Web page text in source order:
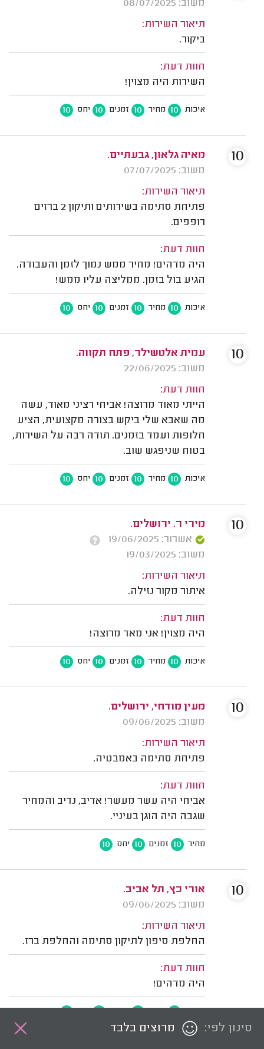
משוב: 08/07/2025
תיאור השירות:
ביקור.
חוות דעת:
השירות היה מצוין!
איכות 10 מחיר 10 זמנים 10 יחס 10
מאיה גלאון, גבעתיים.
משוב: 07/07/2025
תיאור השירות:
פתיחת סתימה בשירותים ותיקון 2 ברזים
רופפים.
חוות דעת:
היה מדהים! מחיר ממש נמוך לזמן והעבודה.
הגיע בול בזמן. ממליצה עליו ממש!
איכות 10 מחיר 10 זמנים 10 יחס 10
10
עמית אלטשילר, פתח תקווה.
משוב: 22/06/2025
חוות דעת:
הייתי מאוד מרוצה! אביחי רציני מאוד, עשה
מה שאבא שלי ביקש בצורה מקצועית, הציע
חלופות ועמד בזמנים. תודה רבה על השירות,
בטוח שניפגש שוב.
איכות 10 מחיר 10 זמנים 10 יחס 10
10
מירי ר. ירושלים.
אשרור: 19/06/2025
משוב: 19/03/2025
תיאור השירות:
איתור מקור נזילה.
חוות דעת:
היה מצוין! אני מאד מרוצה!
איכות 10 מחיר 10 זמנים 10 יחס 10
10
מעין מודחי, ירושלים.
משוב: 09/06/2025
תיאור השירות:
פתיחת סתימה באמבטיה.
חוות דעת:
אביחי היה עשר מעשר! אדיב, נדיב והמחיר
שגבה היה הוגן בעיניי.
מחיר 10 זמנים 10 יחס 10
10
אורי כץ, תל אביב.
משוב: 09/06/2025
תיאור השירות:
החלפת סיפון לתיקון סתימה והחלפת ברז.
חוות דעת:
היה מדהים!
10
סינון לפי: מרוצים בלבד